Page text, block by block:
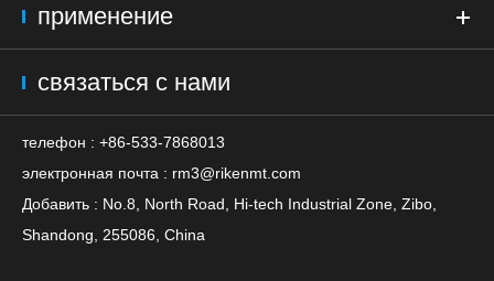
применение
связаться с нами
телефон : +86-533-7868013
электронная почта : rm3@rikenmt.com
Добавить : No.8, North Road, Hi-tech Industrial Zone, Zibo,
Shandong, 255086, China